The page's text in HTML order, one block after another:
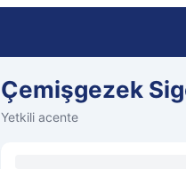
Çemişgezek
Yetkili acente